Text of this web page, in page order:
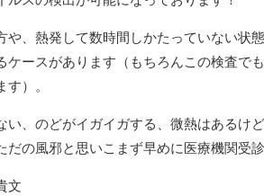
や、熱発して数時間しかたっていない状
ケースがあります（もちろんこの検査で
）。
い、のどがイガイガする、微熱はあるけ
の風邪と思いこまず早めに医療機関受
文